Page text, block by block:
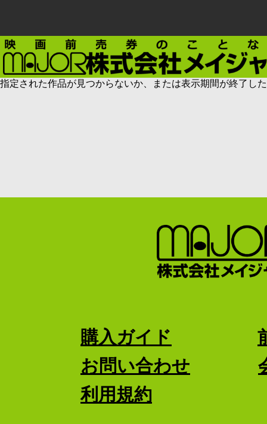
指定された作品が見つからないか、または表示期間が終了し
購入ガイド
お問い合わせ
利用規約